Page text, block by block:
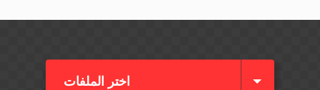
اختر الملفات